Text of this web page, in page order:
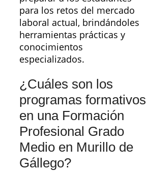
para los retos del mercado
laboral actual, brindándoles
herramientas prácticas y
conocimientos
especializados.
¿Cuáles son los
programas formativos
en una Formación
Profesional Grado
Medio en Murillo de
Gállego?